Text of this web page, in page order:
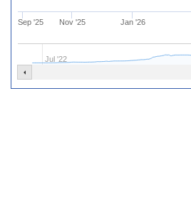
Sep '25 Nov '25 Jan '26
Jul '22